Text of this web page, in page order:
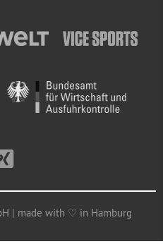
| made with ♡ in Hamburg